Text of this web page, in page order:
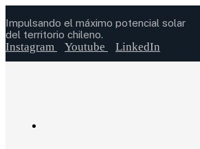
Impulsando el máximo potencial solar
del territorio chileno.
Instagram Youtube LinkedIn